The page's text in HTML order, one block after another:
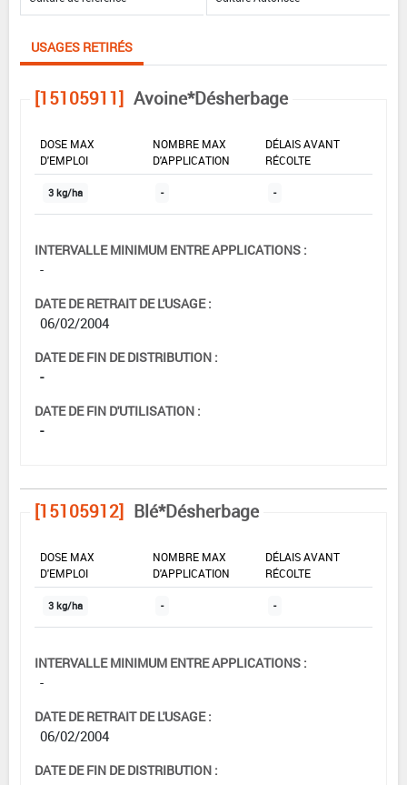
USAGES RETIRÉS
[15105911] Avoine*Désherbage
DOSE MAX
D'EMPLOI
NOMBRE MAX
D'APPLICATION
DÉLAIS AVANT
RÉCOLTE
3 kg/ha - -
INTERVALLE MINIMUM ENTRE APPLICATIONS :
-
DATE DE RETRAIT DE L'USAGE :
06/02/2004
DATE DE FIN DE DISTRIBUTION :
-
DATE DE FIN D'UTILISATION :
-
[15105912] Blé*Désherbage
DOSE MAX
D'EMPLOI
NOMBRE MAX
D'APPLICATION
DÉLAIS AVANT
RÉCOLTE
3 kg/ha - -
INTERVALLE MINIMUM ENTRE APPLICATIONS :
-
DATE DE RETRAIT DE L'USAGE :
06/02/2004
DATE DE FIN DE DISTRIBUTION :